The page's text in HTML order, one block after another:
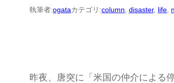
執筆者:ogataカテゴリ:column disaster, life
昨夜、唐突に「米国の仲介による